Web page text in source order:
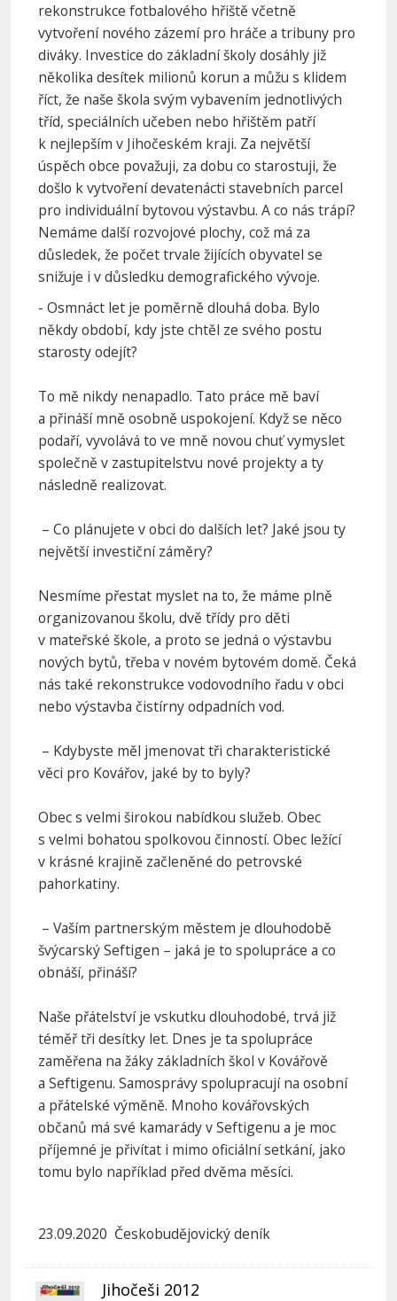
rekonstrukce fotbalového hřiště včetně
vytvoření nového zázemí pro hráče a tribuny pro
diváky. Investice do základní školy dosáhly již
několika desítek milionů korun a můžu s klidem
říct, že naše škola svým vybavením jednotlivých
tříd, speciálních učeben nebo hřištěm patří
k nejlepším v Jihočeském kraji. Za největší
úspěch obce považuji, za dobu co starostuji, že
došlo k vytvoření devatenácti stavebních parcel
pro individuální bytovou výstavbu. A co nás trápí?
Nemáme další rozvojové plochy, což má za
důsledek, že počet trvale žijících obyvatel se
snižuje i v důsledku demografického vývoje.
- Osmnáct let je poměrně dlouhá doba. Bylo
někdy období, kdy jste chtěl ze svého postu
starosty odejít?
To mě nikdy nenapadlo. Tato práce mě baví
a přináší mně osobně uspokojení. Když se něco
podaří, vyvolává to ve mně novou chuť vymyslet
společně v zastupitelstvu nové projekty a ty
následně realizovat.
– Co plánujete v obci do dalších let? Jaké jsou ty
největší investiční záměry?
Nesmíme přestat myslet na to, že máme plně
organizovanou školu, dvě třídy pro děti
v mateřské škole, a proto se jedná o výstavbu
nových bytů, třeba v novém bytovém domě. Čeká
nás také rekonstrukce vodovodního řadu v obci
nebo výstavba čistírny odpadních vod.
– Kdybyste měl jmenovat tři charakteristické
věci pro Kovářov, jaké by to byly?
Obec s velmi širokou nabídkou služeb. Obec
s velmi bohatou spolkovou činností. Obec ležící
v krásné krajině začleněné do petrovské
pahorkatiny.
– Vaším partnerským městem je dlouhodobě
švýcarský Seftigen – jaká je to spolupráce a co
obnáší, přináší?
Naše přátelství je vskutku dlouhodobé, trvá již
téměř tři desítky let. Dnes je ta spolupráce
zaměřena na žáky základních škol v Kovářově
a Seftigenu. Samosprávy spolupracují na osobní
a přátelské výměně. Mnoho kovářovských
občanů má své kamarády v Seftigenu a je moc
příjemné je přivítat i mimo oficiální setkání, jako
tomu bylo například před dvěma měsíci.
23.09.2020 Českobudějovický deník
Jihočeši 2012